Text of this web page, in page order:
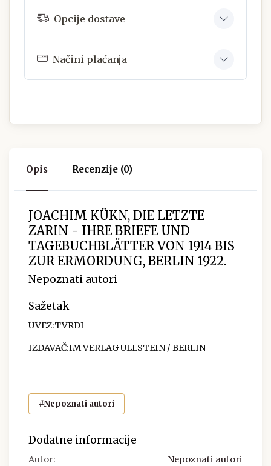
Opcije dostave
Načini plaćanja
Opis Recenzije (0)
JOACHIM KÜKN, DIE LETZTE
ZARIN - IHRE BRIEFE UND
TAGEBUCHBLÄTTER VON 1914 BIS
ZUR ERMORDUNG, BERLIN 1922.
Nepoznati autori
Sažetak
UVEZ:TVRDI
IZDAVAČ:IM VERLAG ULLSTEIN / BERLIN
#Nepoznati autori
Dodatne informacije
Autor: Nepoznati autori